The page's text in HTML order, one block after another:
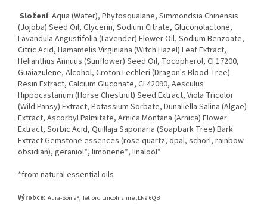
Složení: Aqua (Water), Phytosqualane, Simmondsia Chinensis
(Jojoba) Seed Oil, Glycerin, Sodium Citrate, Gluconolactone,
Lavandula Angustifolia (Lavender) Flower Oil, Sodium Benzoate,
Citric Acid, Hamamelis Virginiana (Witch Hazel) Leaf Extract,
Helianthus Annuus (Sunflower) Seed Oil, Tocopherol, CI 17200,
Guaiazulene, Alcohol, Croton Lechleri ​​(Dragon's Blood Tree)
Resin Extract, Calcium Gluconate, CI 42090, Aesculus
Hippocastanum (Horse Chestnut) Seed Extract, Viola Tricolor
(Wild Pansy) Extract, Potassium Sorbate, Dunaliella Salina (Algae)
Extract, Ascorbyl Palmitate, Arnica Montana (Arnica) Flower
Extract, Sorbic Acid, Quillaja Saponaria (Soapbark Tree) Bark
Extract Gemstone essences (rose quartz, opal, schorl, rainbow
obsidian), geraniol*, limonene*, linalool*
*from natural essential oils
Výrobce: Aura-Soma®, Tetford Lincolnshire ,LN9 6QB